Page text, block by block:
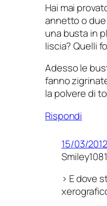
Hai mai
annetto o
una busta in
liscia? Quelli
Adesso le
fanno
la polvere di
Rispondi
15/03/2012
Smiley1081
> E dove